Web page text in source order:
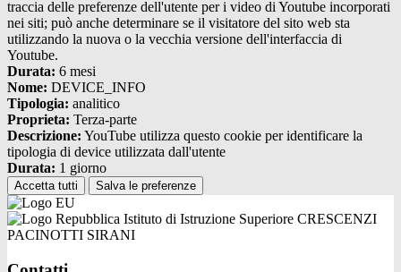
traccia delle preferenze dell'utente per i video di Youtube incorporati
nei siti; può anche determinare se il visitatore del sito web sta
utilizzando la nuova o la vecchia versione dell'interfaccia di
Youtube.
Durata: 6 mesi
Nome: DEVICE_INFO
Tipologia: analitico
Proprieta: Terza-parte
Descrizione: YouTube utilizza questo cookie per identificare la
tipologia di device utilizzata dall'utente
Durata: 1 giorno
Accetta tutti Salva le preferenze
Istituto di Istruzione Superiore CRESCENZI
PACINOTTI SIRANI